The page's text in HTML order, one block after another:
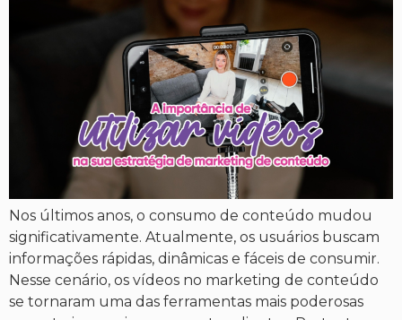
Nos últimos anos, o consumo de conteúdo mudou
significativamente. Atualmente, os usuários buscam
informações rápidas, dinâmicas e fáceis de consumir.
Nesse cenário, os vídeos no marketing de conteúdo
se tornaram uma das ferramentas mais poderosas